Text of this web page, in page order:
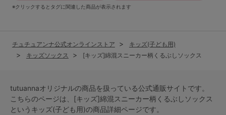
※クリックするとタグに関連した商品が表示されます
チュチュアンナ公式オンラインストア
キッズ(子ども用)
キッズソックス
[キッズ]綿混スニーカー柄くるぶしソックス
tutuannaオリジナルの商品を扱っている公式通販サイトです。
こちらのページは、[キッズ]綿混スニーカー柄くるぶしソックス
という キッズ(子ども用)の商品詳細ページです。